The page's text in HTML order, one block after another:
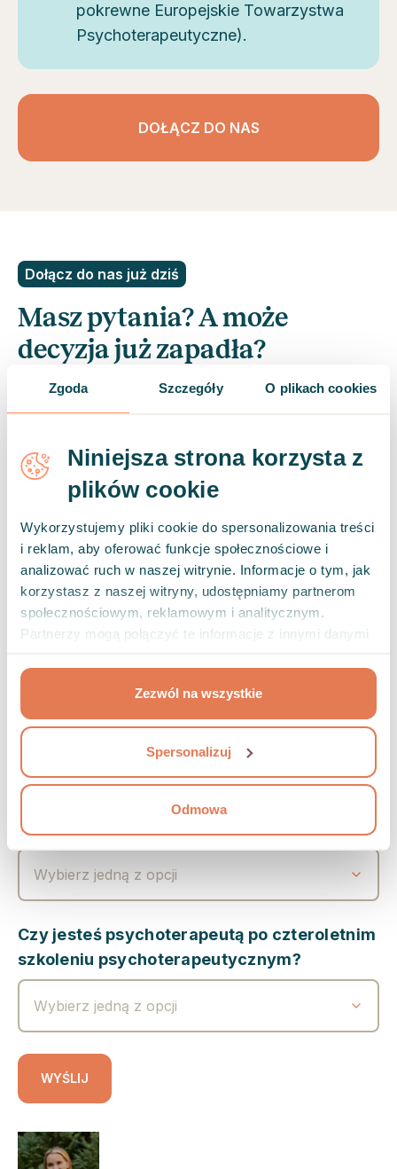
Zgoda Szczegóły O plikach cookies
Niniejsza strona korzysta z
plików cookie
Wykorzystujemy pliki cookie do spersonalizowania treści
i reklam, aby oferować funkcje społecznościowe i
analizować ruch w naszej witrynie. Informacje o tym, jak
korzystasz z naszej witryny, udostępniamy partnerom
społecznościowym, reklamowym i analitycznym.
Partnerzy mogą połączyć te informacje z innymi danymi
korzystania z ich usług.
Zezwól na wszystkie
Spersonalizuj
Odmowa
pokrewne Europejskie Towarzystwa
Psychoterapeutyczne).
DOŁĄCZ DO NAS
Dołącz do nas już dziś
Masz pytania? A może
decyzja już zapadła?
Zostaw nam swoje dane kontaktowe, a
odezwiemy się do ciebie wkrótce.
adres email*
numer telefonu*
Czy ukończyłeś/łaś studia psychologiczne?
Wybierz jedną z opcji
Czy jesteś w trakcie akredytowanego
szkolenia przygotowującego do zawodu
psychoterapeuty?
Wybierz jedną z opcji
Czy jesteś psychoterapeutą po czteroletnim
szkoleniu psychoterapeutycznym?
Wybierz jedną z opcji
WYŚLIJ